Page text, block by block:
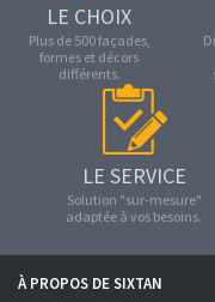
LE CHOIX
Plus de 500 façades,
formes et décors
différents.
LE SERVICE
Solution "sur-mesure"
adaptée à vos besoins.
À PROPOS DE SIXTAN